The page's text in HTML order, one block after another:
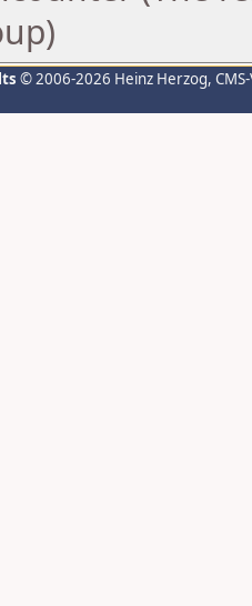
© 2006-2026 Heinz Herzog,